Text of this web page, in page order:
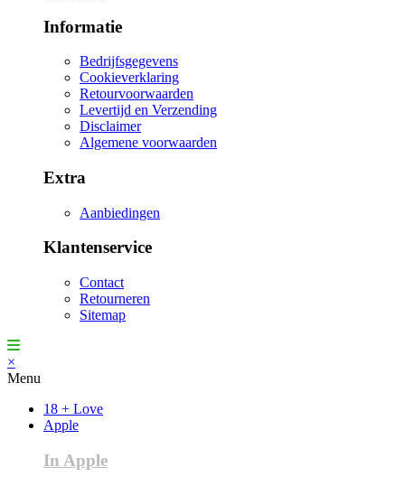
Informatie
Bedrijfsgegevens
Cookieverklaring
Retourvoorwaarden
Levertijd en Verzending
Disclaimer
Algemene voorwaarden
Extra
Aanbiedingen
Klantenservice
Contact
Retourneren
Sitemap
×
Menu
18 + Love
Apple
In Apple